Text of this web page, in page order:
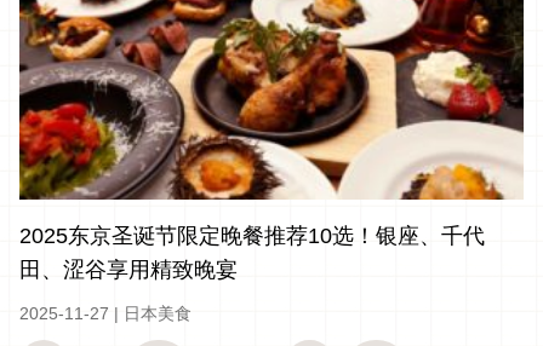
2025东京圣诞节限定晚餐推荐10选！银座、千代
田、涩谷享用精致晚宴
2025-11-27 | 日本美食